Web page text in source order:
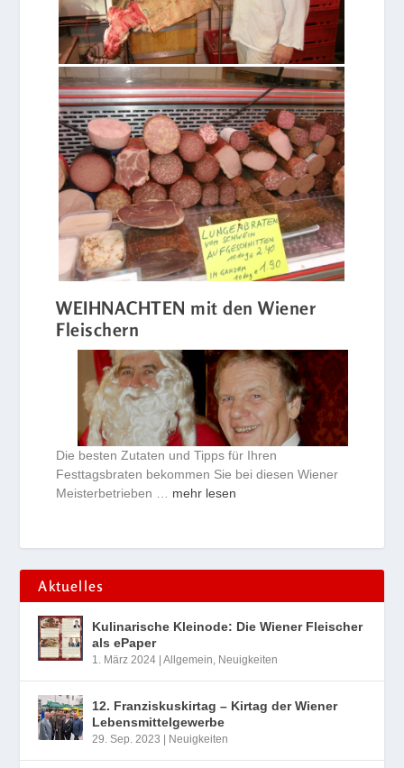
WEIHNACHTEN mit den Wiener
Fleischern
Die besten Zutaten und Tipps für Ihren
Festtagsbraten bekommen Sie bei diesen Wiener
Meisterbetrieben … mehr lesen
Aktuelles
Kulinarische Kleinode: Die Wiener Fleischer
als ePaper
1. März 2024 |Allgemein, Neuigkeiten
12. Franziskuskirtag – Kirtag der Wiener
Lebensmittelgewerbe
29. Sep. 2023 | Neuigkeiten